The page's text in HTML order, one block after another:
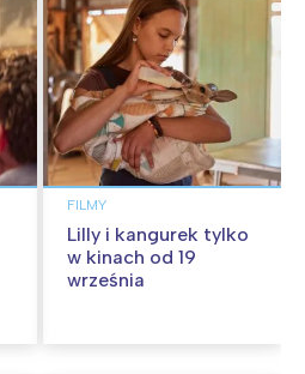
FILMY
Lilly i kangurek tylko
w kinach od 19
września